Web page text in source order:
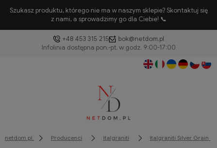
Szukasz produktu, którego nie ma w naszym sklepie? Skontaktuj się
z nami, a sprowadzimy go dla Ciebie! 📞
+48 453 315 215 bok@netdom.pl
netdom.pl Producenci Italgraniti Italgraniti Silver Grain &